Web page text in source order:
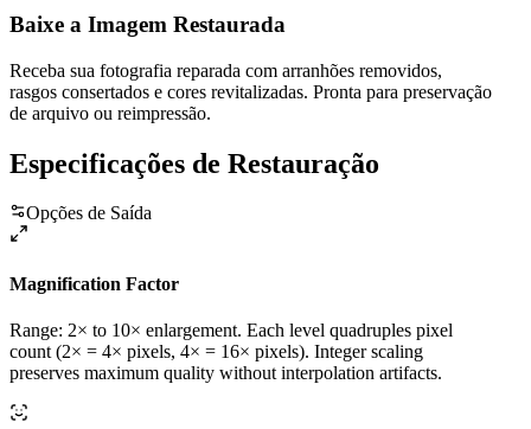
Baixe a Imagem Restaurada
Receba sua fotografia reparada com arranhões removidos,
rasgos consertados e cores revitalizadas. Pronta para preservação
de arquivo ou reimpressão.
Especificações de Restauração
Opções de Saída
Magnification Factor
Range: 2× to 10× enlargement. Each level quadruples pixel
count (2× = 4× pixels, 4× = 16× pixels). Integer scaling
preserves maximum quality without interpolation artifacts.